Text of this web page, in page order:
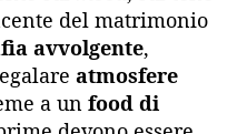
del matrimonio
avvolgente,
atmosfere
a un food di